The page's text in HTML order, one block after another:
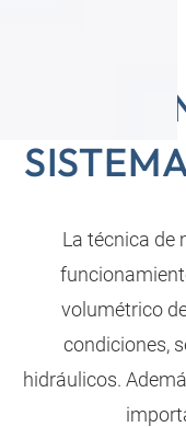
La técnica de
volumétrico
condiciones,
hidráulicos.